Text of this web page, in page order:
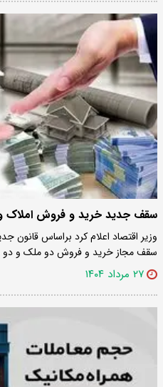
سقف جدید خرید و فروش املاک و
وزیر اقتصاد اعلام کرد براساس قانون
سقف مجاز خرید و فروش دو ملک و دو
۲۷ مرداد ۱۴۰۴